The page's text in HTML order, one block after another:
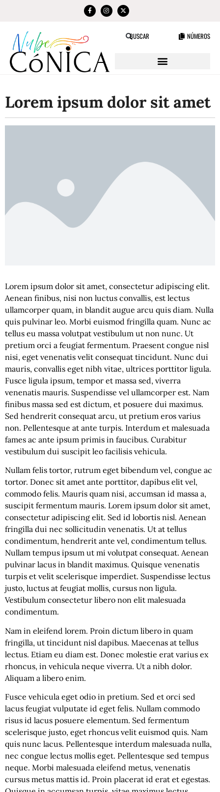
BUSCAR NÚMEROS
Lorem ipsum dolor sit amet
Lorem ipsum dolor sit amet, consectetur adipiscing elit.
Aenean finibus, nisi non luctus convallis, est lectus
ullamcorper quam, in blandit augue arcu quis diam. Nulla
quis pulvinar leo. Morbi euismod fringilla quam. Nunc ac
tellus eu massa volutpat vestibulum ut non nunc. Ut
pretium orci a feugiat fermentum. Praesent congue nisl
nisi, eget venenatis velit consequat tincidunt. Nunc dui
mauris, convallis eget nibh vitae, ultrices porttitor ligula.
Fusce ligula ipsum, tempor et massa sed, viverra
venenatis mauris. Suspendisse vel ullamcorper est. Nam
finibus massa sed est dictum, et posuere dui maximus.
Sed hendrerit consequat arcu, ut pretium eros varius
non. Pellentesque at ante turpis. Interdum et malesuada
fames ac ante ipsum primis in faucibus. Curabitur
vestibulum dui suscipit leo facilisis vehicula.
Nullam felis tortor, rutrum eget bibendum vel, congue ac
tortor. Donec sit amet ante porttitor, dapibus elit vel,
commodo felis. Mauris quam nisi, accumsan id massa a,
suscipit fermentum mauris. Lorem ipsum dolor sit amet,
consectetur adipiscing elit. Sed id lobortis nisl. Aenean
fringilla dui nec sollicitudin venenatis. Ut at tellus
condimentum, hendrerit ante vel, condimentum tellus.
Nullam tempus ipsum ut mi volutpat consequat. Aenean
pulvinar lacus in blandit maximus. Quisque venenatis
turpis et velit scelerisque imperdiet. Suspendisse lectus
justo, luctus at feugiat mollis, cursus non ligula.
Vestibulum consectetur libero non elit malesuada
condimentum.
Nam in eleifend lorem. Proin dictum libero in quam
fringilla, ut tincidunt nisl dapibus. Maecenas at tellus
lectus. Etiam eu diam est. Donec molestie erat varius ex
rhoncus, in vehicula neque viverra. Ut a nibh dolor.
Aliquam a libero enim.
Fusce vehicula eget odio in pretium. Sed et orci sed
lacus feugiat vulputate id eget felis. Nullam commodo
risus id lacus posuere elementum. Sed fermentum
scelerisque justo, eget rhoncus velit euismod quis. Nam
quis nunc lacus. Pellentesque interdum malesuada nulla,
nec congue lectus mollis eget. Pellentesque sed tempus
neque. Morbi malesuada eleifend metus, venenatis
cursus metus mattis id. Proin placerat id erat et egestas.